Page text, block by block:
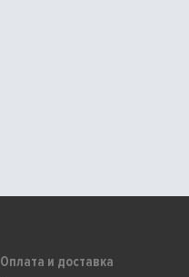
Оплата и доставка